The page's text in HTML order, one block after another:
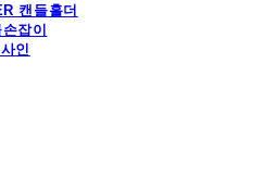
캔들홀더
잡이
인